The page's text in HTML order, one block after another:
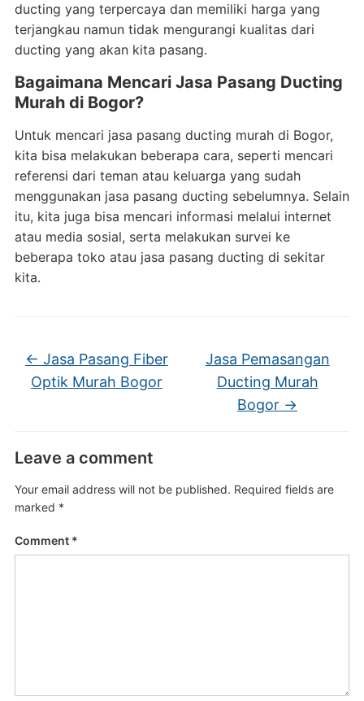
ducting yang terpercaya dan memiliki harga yang
terjangkau namun tidak mengurangi kualitas dari
ducting yang akan kita pasang.
Bagaimana Mencari Jasa Pasang Ducting
Murah di Bogor?
Untuk mencari jasa pasang ducting murah di Bogor,
kita bisa melakukan beberapa cara, seperti mencari
referensi dari teman atau keluarga yang sudah
menggunakan jasa pasang ducting sebelumnya. Selain
itu, kita juga bisa mencari informasi melalui internet
atau media sosial, serta melakukan survei ke
beberapa toko atau jasa pasang ducting di sekitar
kita.
← Jasa Pasang Fiber
Optik Murah Bogor
Jasa Pemasangan
Ducting Murah
Bogor →
Leave a comment
Your email address will not be published. Required fields are
marked *
Comment *